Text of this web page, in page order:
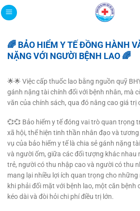
Bỏ
qua
dung
🌈 BẢO HIỂM Y TẾ ĐỒNG HÀNH
NẶNG VỚI NGƯỜI BỆNH LAO 🌈
🌟🌟 Việc cấp thuốc lao bằng nguồn quỹ
gánh nặng tài chính đối với bệnh nhân, mà
văn của chính sách, qua đó nâng cao giá trị
💞💞 Bảo hiểm y tế đóng vai trò quan trọng
xã hội, thể hiện tinh thần nhân đạo và
vụ của bảo hiểm y tế là chia sẻ gánh nặng
và người ốm, giữa các đối tượng khác nhau
trẻ, người có thu nhập cao và người có thu
mang lại nhiều lợi ích quan trọng cho
khi phải đối mặt với bệnh lao, một căn bệnh
kéo dài và đòi hỏi chi phí điều trị lớn.